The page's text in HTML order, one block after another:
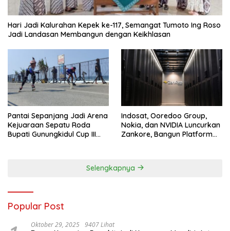
Hari Jadi Kalurahan Kepek ke-117, Semangat Tumoto Ing Roso
Jadi Landasan Membangun dengan Keikhlasan
Pantai Sepanjang Jadi Arena
Kejuaraan Sepatu Roda
Bupati Gunungkidul Cup III
Indosat, Ooredoo Group,
Nokia, dan NVIDIA Luncurkan
Zankore, Bangun Platform
Selengkapnya
Popular Post
Oktober 29, 2025 9407 Lihat